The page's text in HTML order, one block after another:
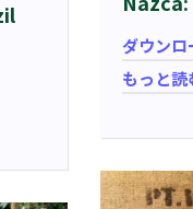
ダウンロ
もっと読